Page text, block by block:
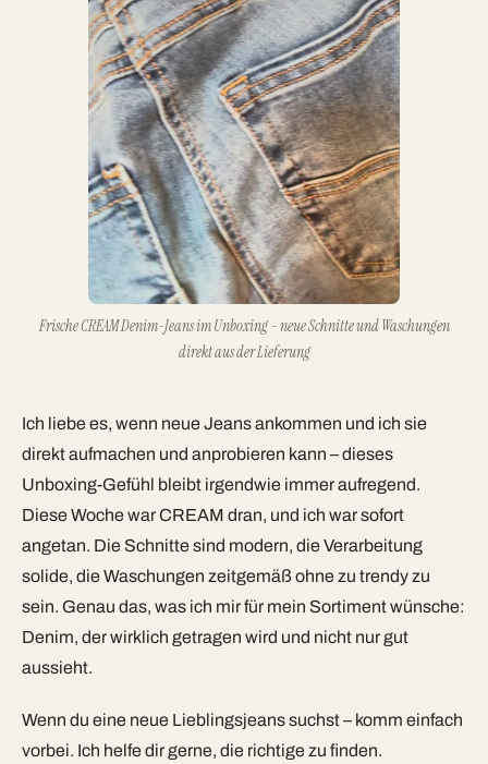
Frische CREAM Denim-Jeans im Unboxing – neue Schnitte und Waschungen
direkt aus der Lieferung
Ich liebe es, wenn neue Jeans ankommen und ich sie
direkt aufmachen und anprobieren kann – dieses
Unboxing-Gefühl bleibt irgendwie immer aufregend.
Diese Woche war CREAM dran, und ich war sofort
angetan. Die Schnitte sind modern, die Verarbeitung
solide, die Waschungen zeitgemäß ohne zu trendy zu
sein. Genau das, was ich mir für mein Sortiment wünsche:
Denim, der wirklich getragen wird und nicht nur gut
aussieht.
Wenn du eine neue Lieblingsjeans suchst – komm einfach
vorbei. Ich helfe dir gerne, die richtige zu finden.